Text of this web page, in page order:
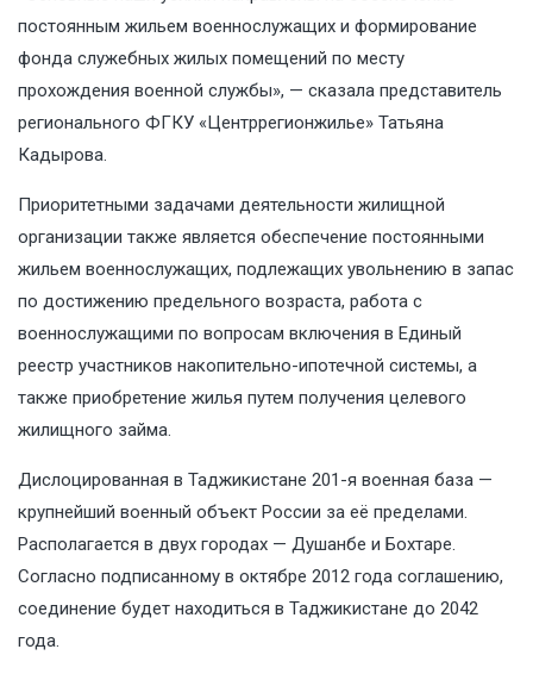
постоянным жильем военнослужащих и формирование
фонда служебных жилых помещений по месту
прохождения военной службы», — сказала представитель
регионального ФГКУ «Центррегионжилье» Татьяна
Кадырова.
Приоритетными задачами деятельности жилищной
организации также является обеспечение постоянными
жильем военнослужащих, подлежащих увольнению в запас
по достижению предельного возраста, работа с
военнослужащими по вопросам включения в Единый
реестр участников накопительно-ипотечной системы, а
также приобретение жилья путем получения целевого
жилищного займа.
Дислоцированная в Таджикистане 201-я военная база —
крупнейший военный объект России за её пределами.
Располагается в двух городах — Душанбе и Бохтаре.
Согласно подписанному в октябре 2012 года соглашению,
соединение будет находиться в Таджикистане до 2042
года.